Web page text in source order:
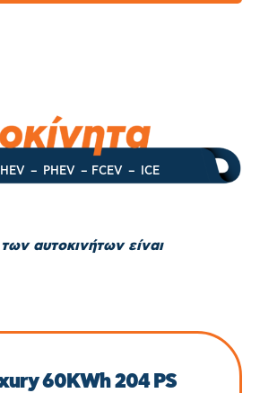
HEV – PHEV – FCEV – ICE
αυτοκινήτων είναι
60KWh 204 PS